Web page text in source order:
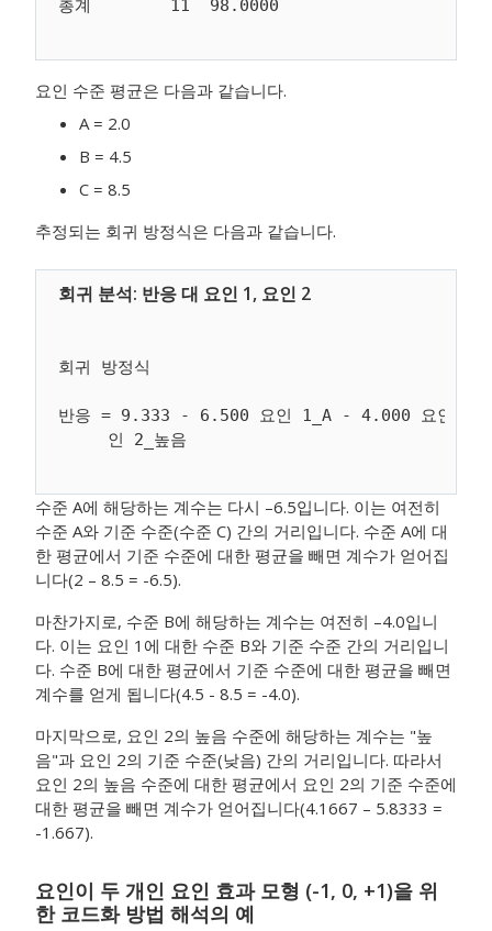
요인 수준 평균은 다음과 같습니다.
A = 2.0
B = 4.5
C = 8.5
추정되는 회귀 방정식은 다음과 같습니다.
회귀 방정식
반응 = 9.333 - 6.500 요인 1_A - 4.000 요인
수준 A에 해당하는 계수는 다시 –6.5입니다. 이는 여전히
수준 A와 기준 수준(수준 C) 간의 거리입니다. 수준 A에 대
한 평균에서 기준 수준에 대한 평균을 빼면 계수가 얻어집
니다(2 – 8.5 = -6.5).
마찬가지로, 수준 B에 해당하는 계수는 여전히 –4.0입니
다. 이는 요인 1에 대한 수준 B와 기준 수준 간의 거리입니
다. 수준 B에 대한 평균에서 기준 수준에 대한 평균을 빼면
계수를 얻게 됩니다(4.5 - 8.5 = -4.0).
마지막으로, 요인 2의 높음 수준에 해당하는 계수는 "높
음"과 요인 2의 기준 수준(낮음) 간의 거리입니다. 따라서
요인 2의 높음 수준에 대한 평균에서 요인 2의 기준 수준에
대한 평균을 빼면 계수가 얻어집니다(4.1667 – 5.8333 =
-1.667).
요인이 두 개인 요인 효과 모형 (-1, 0, +1)을 위
한 코드화 방법 해석의 예